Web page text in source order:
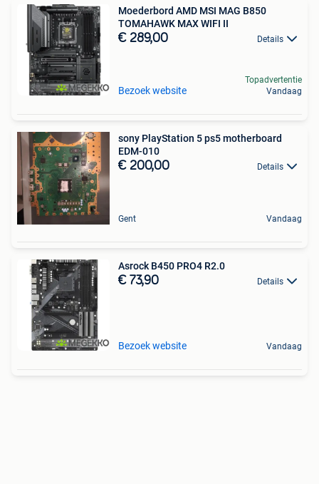
Moederbord AMD MSI MAG B850
TOMAHAWK MAX WIFI II
€ 289,00 Details
Bezoek website
Topadvertentie
Vandaag
sony PlayStation 5 ps5 motherboard
EDM-010
€ 200,00 Details
Gent Vandaag
Asrock B450 PRO4 R2.0
€ 73,90 Details
Bezoek website Vandaag